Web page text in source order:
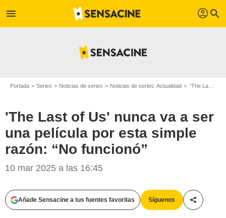
menu profil search
Portada Series Noticias de series Noticias de series: Actualidad 'The Last of Us' nunca va a ser una película por esta simple razón: “No funcionó”
'The Last of Us' nunca va a ser
una película por esta simple
razón: “No funcionó”
10 mar 2025 a las 16:45
Añade Sensacine a tus fuentes favoritas Síguenos